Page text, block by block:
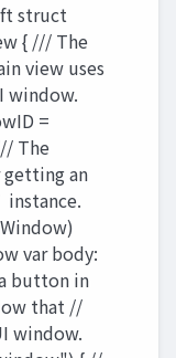
struct
{ /// The
view uses
window.
=
The
an
var body:
button in
that //
window.